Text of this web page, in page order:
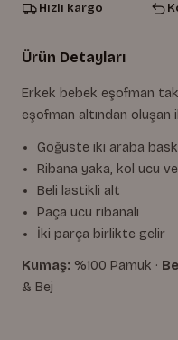
Hızlı kargo
Ürün Detayları
Erkek bebek eşofman
eşofman altından oluşan
Göğüste iki araba
Ribana yaka, kol ucu ve
Beli lastikli alt
Paça ucu ribanalı
İki parça birlikte gelir
Kumaş: %100 Pamuk ·
& Bej